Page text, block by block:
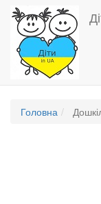
Перейти
основного
вмісту
Головна